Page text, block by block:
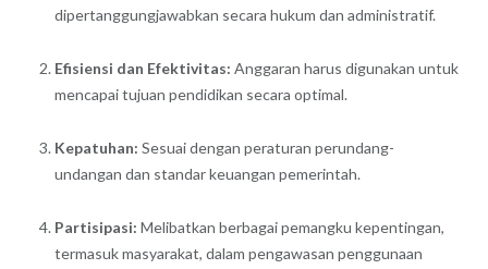
dipertanggungjawabkan secara hukum dan administratif.
Efisiensi dan Efektivitas: Anggaran harus digunakan untuk
mencapai tujuan pendidikan secara optimal.
Kepatuhan: Sesuai dengan peraturan perundang-
undangan dan standar keuangan pemerintah.
Partisipasi: Melibatkan berbagai pemangku kepentingan,
termasuk masyarakat, dalam pengawasan penggunaan